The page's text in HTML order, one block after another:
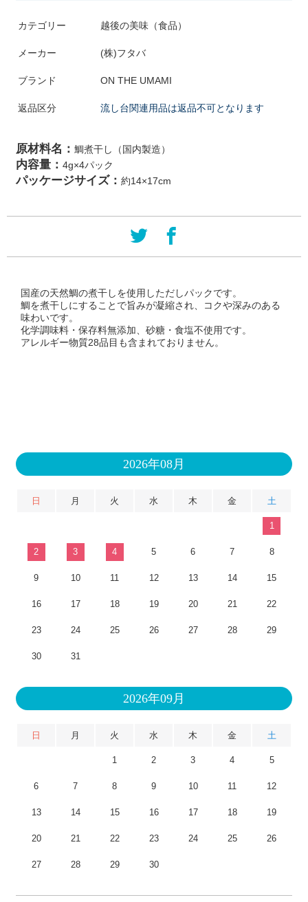
カテゴリー 越後の美味（食品）
メーカー (株)フタバ
ブランド ON THE UMAMI
返品区分 流し台関連用品は返品不可となります
原材料名： 鯛煮干し（国内製造）
内容量： 4g×4パック
パッケージサイズ： 約14×17cm
国産の天然鯛の煮干しを使用しただしパックです。
鯛を煮干しにすることで旨みが凝縮され、コクや深みのある
味わいです。
化学調味料・保存料無添加、砂糖・食塩不使用です。
アレルギー物質28品目も含まれておりません。
2026年08月
日 月 火 水 木 金 土
1
2 3 4 5 6 7 8
9 10 11 12 13 14 15
16 17 18 19 20 21 22
23 24 25 26 27 28 29
30 31
2026年09月
日 月 火 水 木 金 土
1 2 3 4 5
6 7 8 9 10 11 12
13 14 15 16 17 18 19
20 21 22 23 24 25 26
27 28 29 30